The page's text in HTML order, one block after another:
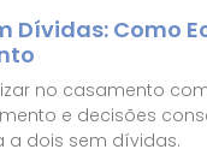
Dívidas: Como
no casamento
e decisões
a dois sem dívidas.